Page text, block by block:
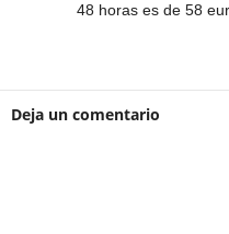
48 horas es de 58
Deja un comentario